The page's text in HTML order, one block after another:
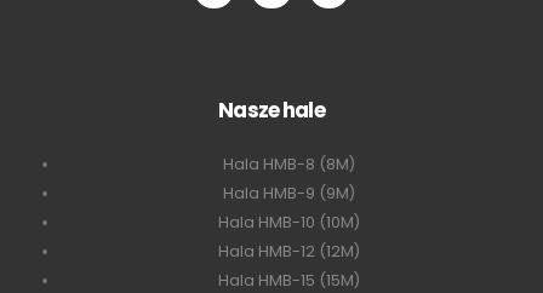
Nasze hale
Hala HMB-8 (8M)
Hala HMB-9 (9M)
Hala HMB-10 (10M)
Hala HMB-12 (12M)
Hala HMB-15 (15M)